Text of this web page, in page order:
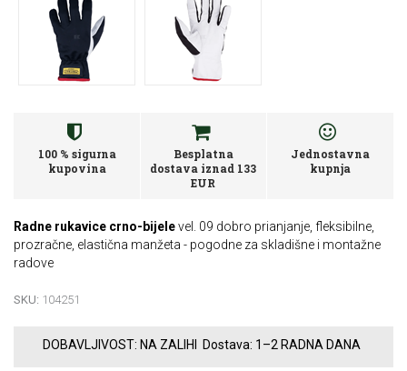
100 % sigurna
kupovina
Besplatna
dostava iznad 133
EUR
Jednostavna
kupnja
Radne rukavice crno-bijelevel. 09 dobro prianjanje, fleksibilne,
prozračne, elastična manžeta - pogodne za skladišne i montažne
radove
SKU: 104251
DOBAVLJIVOST: NA ZALIHI Dostava: 1–2 RADNA DANA